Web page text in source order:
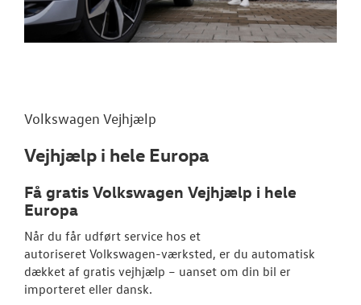
Volkswagen Vejhjælp
Vejhjælp i hele Europa
Få gratis Volkswagen Vejhjælp i hele
Europa
Når du får udført service hos et
autoriseret Volkswagen-værksted, er du automatisk
dækket af gratis vejhjælp – uanset om din bil er
importeret eller dansk.